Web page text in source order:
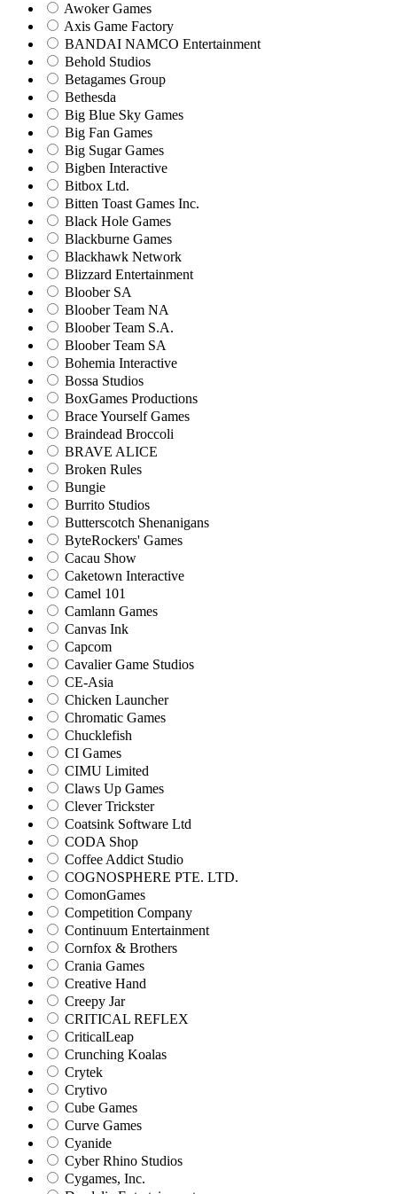
Awoker Games
Axis Game Factory
BANDAI NAMCO Entertainment
Behold Studios
Betagames Group
Bethesda
Big Blue Sky Games
Big Fan Games
Big Sugar Games
Bigben Interactive
Bitbox Ltd.
Bitten Toast Games Inc.
Black Hole Games
Blackburne Games
Blackhawk Network
Blizzard Entertainment
Bloober SA
Bloober Team NA
Bloober Team S.A.
Bloober Team SA
Bohemia Interactive
Bossa Studios
BoxGames Productions
Brace Yourself Games
Braindead Broccoli
BRAVE ALICE
Broken Rules
Bungie
Burrito Studios
Butterscotch Shenanigans
ByteRockers' Games
Cacau Show
Caketown Interactive
Camel 101
Camlann Games
Canvas Ink
Capcom
Cavalier Game Studios
CE-Asia
Chicken Launcher
Chromatic Games
Chucklefish
CI Games
CIMU Limited
Claws Up Games
Clever Trickster
Coatsink Software Ltd
CODA Shop
Coffee Addict Studio
COGNOSPHERE PTE. LTD.
ComonGames
Competition Company
Continuum Entertainment
Cornfox & Brothers
Crania Games
Creative Hand
Creepy Jar
CRITICAL REFLEX
CriticalLeap
Crunching Koalas
Crytek
Crytivo
Cube Games
Curve Games
Cyanide
Cyber Rhino Studios
Cygames, Inc.